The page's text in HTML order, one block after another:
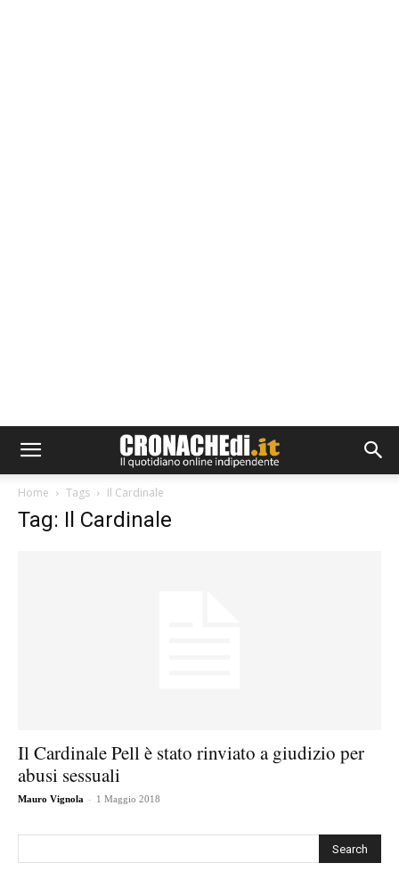
Home Tags Il Cardinale
Tag: Il Cardinale
Il Cardinale Pell è stato rinviato a giudizio per
abusi sessuali
Mauro Vignola - 1 Maggio 2018